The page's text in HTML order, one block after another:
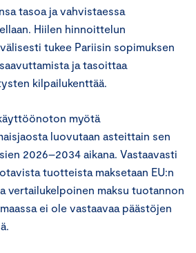
tasoa ja vahvistaessa
Hiilen hinnoittelun
tukee Pariisin sopimuksen
ja tasoittaa
kilpailukenttää.
myötä
luovutaan asteittain sen
2026–2034 aikana. Vastaavasti
tuotteista maksetaan EU:n
vertailukelpoinen maksu tuotannon
ei ole vastaavaa päästöjen